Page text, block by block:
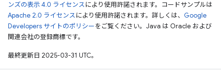
ンズの表示 4.0 ライセンスにより使用許諾されます。コードサンプルは
Apache 2.0 ライセンスにより使用許諾されます。詳しくは、 Google
Developers サイトのポリシーをご覧ください。Java は Oracle および
関連会社の登録商標です。
最終更新日 2025-03-31 UTC。